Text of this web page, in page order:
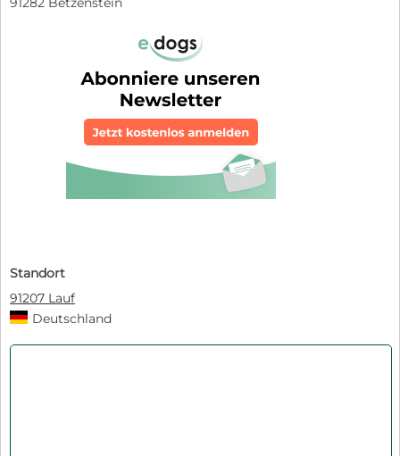
Standort
91207 Lauf
Deutschland